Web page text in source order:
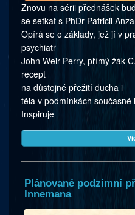
Znovu na sérii přednášek
se setkat s PhDr Patricii
Opírá se o základy, jež jí v
psychiatr
John Weir Perry, přímý žák
recept
na důstojné přežití ducha i
těla v podmínkách
Inspiruje
Plánované podzimní
Innemana